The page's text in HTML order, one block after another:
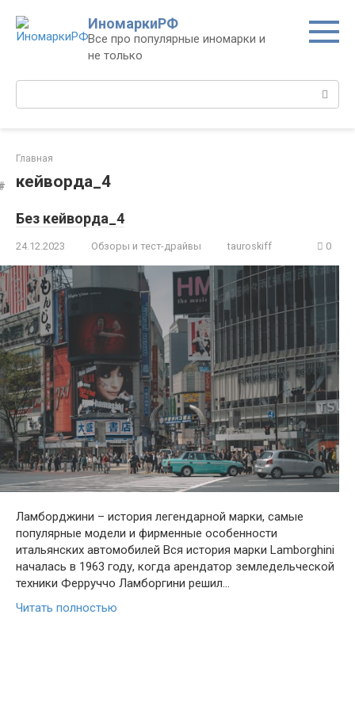
контенту
ИномаркиРФ
Все про популярные иномарки и
не только
Поиск:
Главная
кейворда_4
Без кейворда_4
24.12.2023 Обзоры и тест-драйвы tauroskiff 0
Ламборджини – история легендарной марки, самые
популярные модели и фирменные особенности
итальянских автомобилей Вся история марки Lamborghini
началась в 1963 году, когда арендатор земледельческой
техники Ферруччо Ламборгини решил…
Читать полностью